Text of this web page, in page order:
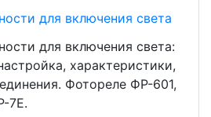
для включения света
для включения света:
характеристики,
Фотореле ФР-601,
7Е.